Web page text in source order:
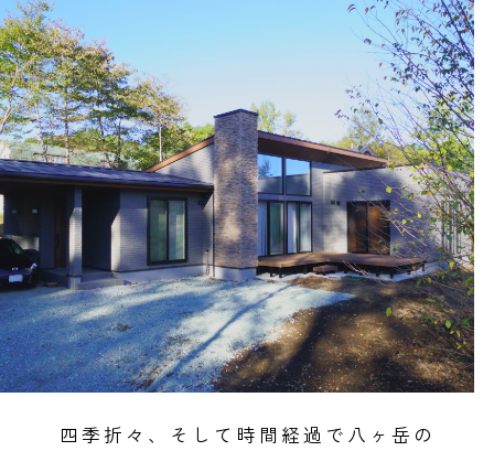
四季折々、そして時間経過で八ヶ岳の
全国の展示場
お近くのイベント